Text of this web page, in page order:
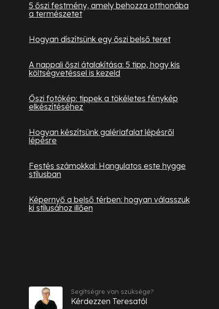
5 őszi festmény, amely behozza otthonába
a természetet
Hogyan díszítsünk egy őszi belső teret
A nappali őszi átalakítása: 5 tipp, hogy kis
költségvetéssel is kezeld
Őszi fotókép: tippek a tökéletes fénykép
elkészítéséhez
Hogyan készítsünk galériafalat lépésről
lépésre
Festés számokkal: Hangulatos este hygge
stílusban
Képernyő a belső térben: hogyan válasszuk
ki stílusához illően
Segítségre van szüksége?
Kérdezzen Teresatól